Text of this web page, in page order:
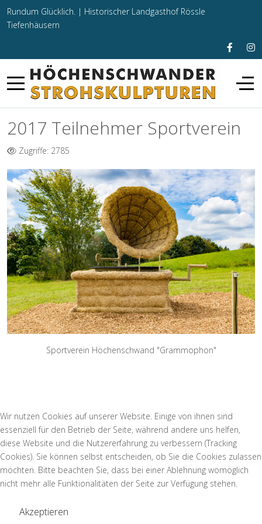
Rundum Glücklich. | Historischer Landgasthof Rössle
Tiefenhäusern
2017 Teilnehmer Sportverein
Zugriffe: 2785
Sportverein Höchenschwand "Grammophon"
Wir nutzen Cookies auf unserer Website. Einige von ihnen sind
essenziell für den Betrieb der Seite, während andere uns helfen,
diese Website und die Nutzererfahrung zu verbessern (Tracking
Cookies). Sie können selbst entscheiden, ob Sie die Cookies zulassen
möchten. Bitte beachten Sie, dass bei einer Ablehnung womöglich
nicht mehr alle Funktionalitäten der Seite zur Verfügung stehen.
Akzeptieren